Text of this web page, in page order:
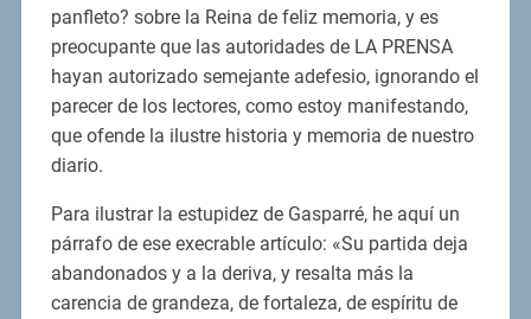
panfleto? sobre la Reina de feliz memoria, y es
preocupante que las autoridades de LA PRENSA
hayan autorizado semejante adefesio, ignorando el
parecer de los lectores, como estoy manifestando,
que ofende la ilustre historia y memoria de nuestro
diario.
Para ilustrar la estupidez de Gasparré, he aquí un
párrafo de ese execrable artículo: «Su partida deja
abandonados y a la deriva, y resalta más la
carencia de grandeza, de fortaleza, de espíritu de